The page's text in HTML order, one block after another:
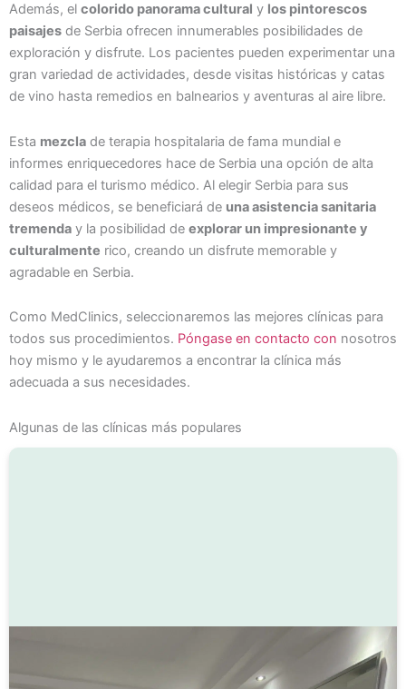
Además, el colorido panorama cultural y los pintorescos
paisajes de Serbia ofrecen innumerables posibilidades de
exploración y disfrute. Los pacientes pueden experimentar una
gran variedad de actividades, desde visitas históricas y catas
de vino hasta remedios en balnearios y aventuras al aire libre.
Esta mezcla de terapia hospitalaria de fama mundial e
informes enriquecedores hace de Serbia una opción de alta
calidad para el turismo médico. Al elegir Serbia para sus
deseos médicos, se beneficiará de una asistencia sanitaria
tremenda y la posibilidad de explorar un impresionante y
culturalmente rico, creando un disfrute memorable y
agradable en Serbia.
Como MedClinics, seleccionaremos las mejores clínicas para
todos sus procedimientos. Póngase en contacto con nosotros
hoy mismo y le ayudaremos a encontrar la clínica más
adecuada a sus necesidades.
Algunas de las clínicas más populares